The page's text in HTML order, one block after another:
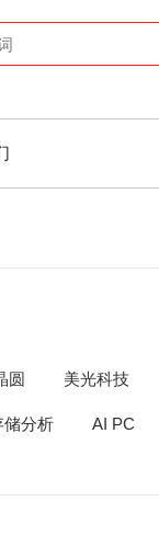
圆 美光科技
储分析 AI PC